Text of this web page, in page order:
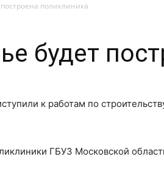
поликлиника
будет
к работам по
ГБУЗ Московской